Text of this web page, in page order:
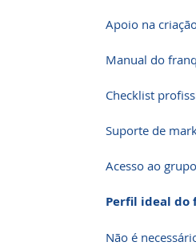
Apoio na
Manual do
Checklist
Suporte de
Acesso ao
Perfil ideal do
Não é